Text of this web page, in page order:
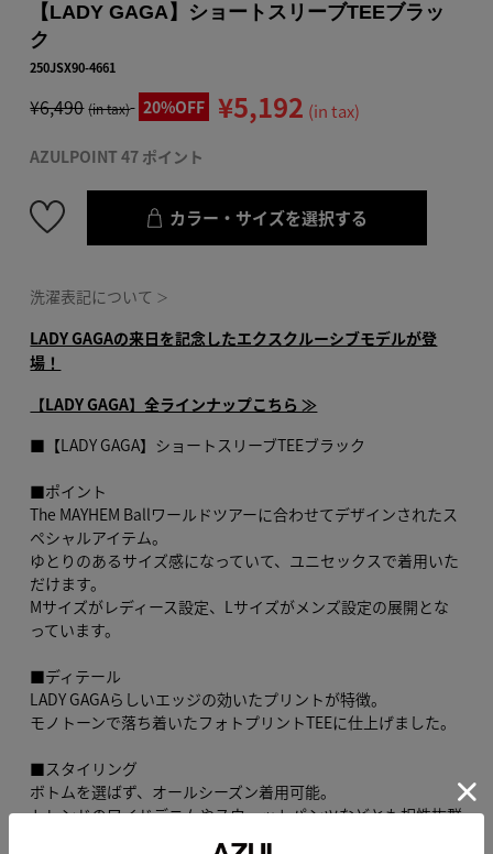
【LADY GAGA】ショートスリーブTEEブラッ
ク
250JSX90-4661
¥6,490 (in tax) 20%OFF ¥5,192 (in tax)
AZULPOINT 47 ポイント
カラー・サイズを選択する
洗濯表記について ＞
LADY GAGAの来日を記念したエクスクルーシブモデルが登
場！
【LADY GAGA】全ラインナップこちら ≫
■【LADY GAGA】ショートスリーブTEEブラック
■ポイント
The MAYHEM Ballワールドツアーに合わせてデザインされたス
ペシャルアイテム。
ゆとりのあるサイズ感になっていて、ユニセックスで着用いた
だけます。
Mサイズがレディース設定、Lサイズがメンズ設定の展開とな
っています。
■ディテール
LADY GAGAらしいエッジの効いたプリントが特徴。
モノトーンで落ち着いたフォトプリントTEEに仕上げました。
■スタイリング
ボトムを選ばず、オールシーズン着用可能。
トレンドのワイドデニムやスウェットパンツなどとも相性抜群